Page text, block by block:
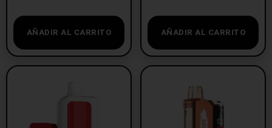
AÑADIR AL CARRITO AÑADIR AL CARRITO